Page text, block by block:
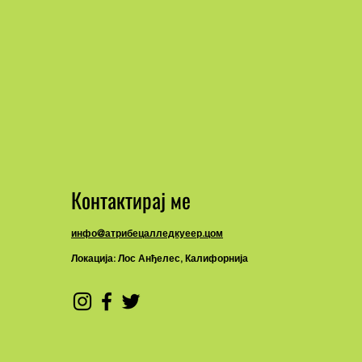
Контактирај ме
инфо@атрибецалледкуеер.цом
Локација: Лос Анђелес, Калифорнија